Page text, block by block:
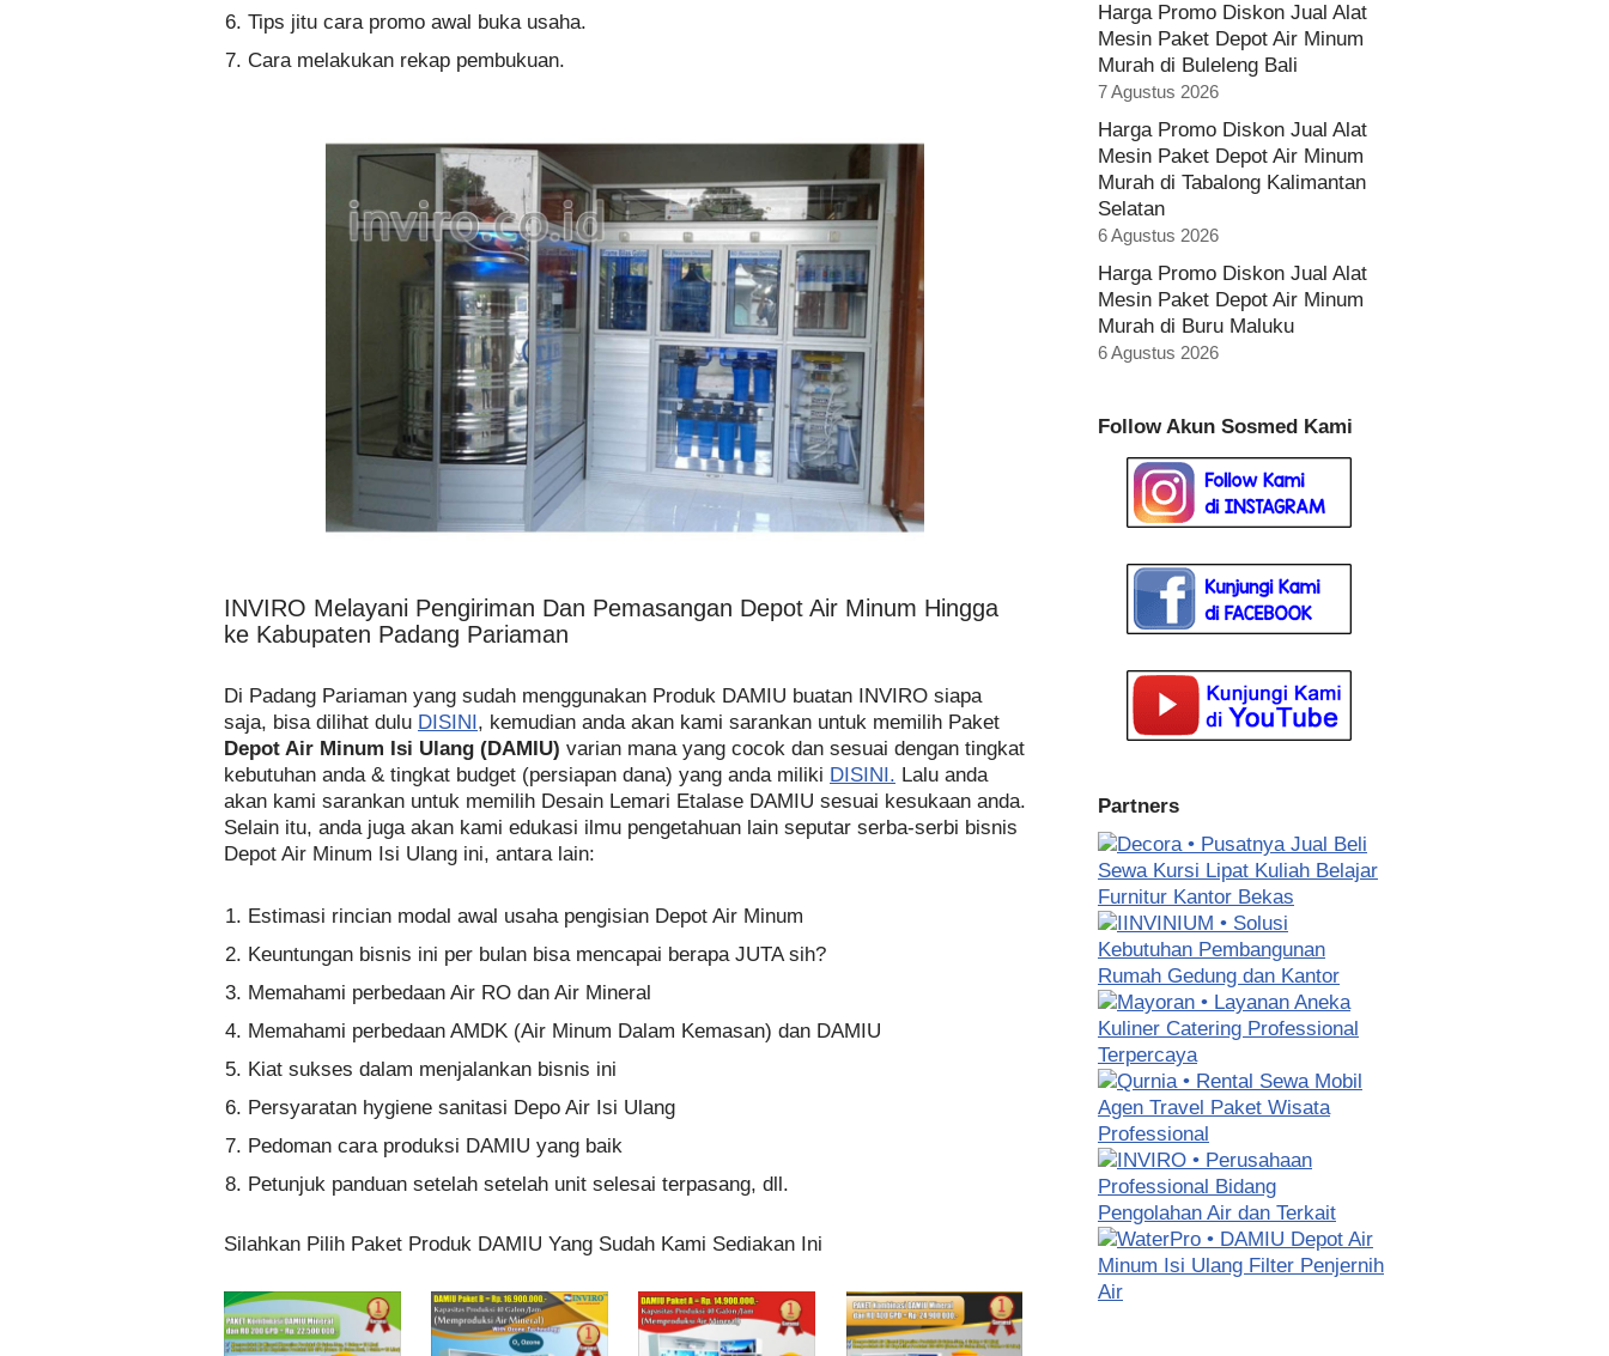
Tips jitu cara promo awal buka usaha.
Cara melakukan rekap pembukuan.
INVIRO Melayani Pengiriman Dan Pemasangan Depot Air Minum Hingga
ke Kabupaten Padang Pariaman
Di Padang Pariaman yang sudah menggunakan Produk DAMIU buatan INVIRO siapa
saja, bisa dilihat dulu DISINI, kemudian anda akan kami sarankan untuk memilih Paket
Depot Air Minum Isi Ulang (DAMIU) varian mana yang cocok dan sesuai dengan tingkat
kebutuhan anda & tingkat budget (persiapan dana) yang anda miliki DISINI. Lalu anda
akan kami sarankan untuk memilih Desain Lemari Etalase DAMIU sesuai kesukaan anda.
Selain itu, anda juga akan kami edukasi ilmu pengetahuan lain seputar serba-serbi bisnis
Depot Air Minum Isi Ulang ini, antara lain:
Estimasi rincian modal awal usaha pengisian Depot Air Minum
Keuntungan bisnis ini per bulan bisa mencapai berapa JUTA sih?
Memahami perbedaan Air RO dan Air Mineral
Memahami perbedaan AMDK (Air Minum Dalam Kemasan) dan DAMIU
Kiat sukses dalam menjalankan bisnis ini
Persyaratan hygiene sanitasi Depo Air Isi Ulang
Pedoman cara produksi DAMIU yang baik
Petunjuk panduan setelah setelah unit selesai terpasang, dll.
Silahkan Pilih Paket Produk DAMIU Yang Sudah Kami Sediakan Ini
Harga Promo Diskon Jual Alat
Mesin Paket Depot Air Minum
Murah di Buleleng Bali
7 Agustus 2026
Harga Promo Diskon Jual Alat
Mesin Paket Depot Air Minum
Murah di Tabalong Kalimantan
Selatan
6 Agustus 2026
Harga Promo Diskon Jual Alat
Mesin Paket Depot Air Minum
Murah di Buru Maluku
6 Agustus 2026
Follow Akun Sosmed Kami
Partners